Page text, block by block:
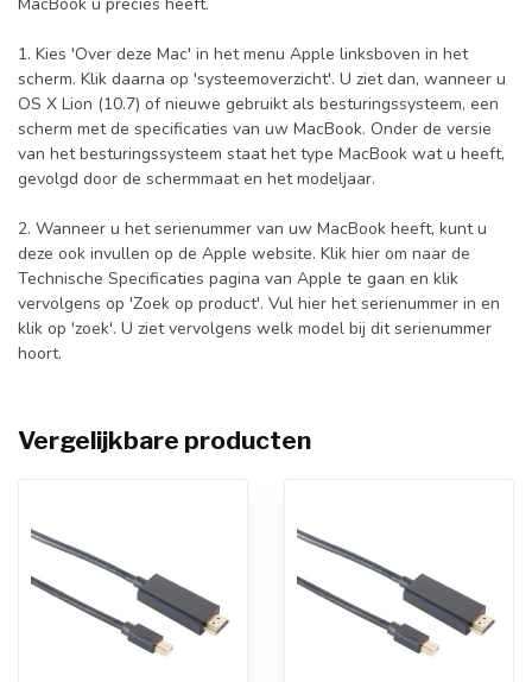
1. Kies 'Over deze Mac' in het menu Apple linksboven in het
scherm. Klik daarna op 'systeemoverzicht'. U ziet dan, wanneer u
OS X Lion (10.7) of nieuwe gebruikt als besturingssysteem, een
scherm met de specificaties van uw MacBook. Onder de versie
van het besturingssysteem staat het type MacBook wat u heeft,
gevolgd door de schermmaat en het modeljaar.
2. Wanneer u het serienummer van uw MacBook heeft, kunt u
deze ook invullen op de Apple website. Klik hier om naar de
Technische Specificaties pagina van Apple te gaan en klik
vervolgens op 'Zoek op product'. Vul hier het serienummer in en
klik op 'zoek'. U ziet vervolgens welk model bij dit serienummer
hoort.
Vergelijkbare producten